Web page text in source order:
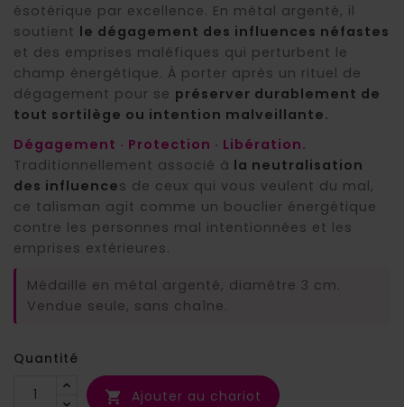
ésotérique par excellence. En métal argenté, il
soutient le dégagement des influences néfastes
et des emprises maléfiques qui perturbent le
champ énergétique. À porter après un rituel de
dégagement pour se préserver durablement de
tout sortilège ou intention malveillante.
Dégagement · Protection · Libération.
Traditionnellement associé à la neutralisation
des influences de ceux qui vous veulent du mal,
ce talisman agit comme un bouclier énergétique
contre les personnes mal intentionnées et les
emprises extérieures.
Médaille en métal argenté, diamètre 3 cm.
Vendue seule, sans chaîne.
Quantité
 Ajouter au chariot